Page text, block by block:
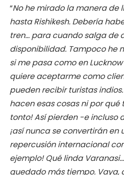
“No he mirado la manera de
hasta Rishikesh. Debería
tren… para cuando salga de
disponibilidad. Tampoco he
si me pasa como en
quiere aceptarme como
pueden recibir turistas
hacen esas cosas ni por qué
tonto! Así pierden -e incluso
¡así nunca se convertirán en
repercusión internacional
ejemplo! Qué linda
quedado más tiempo. Vaya,